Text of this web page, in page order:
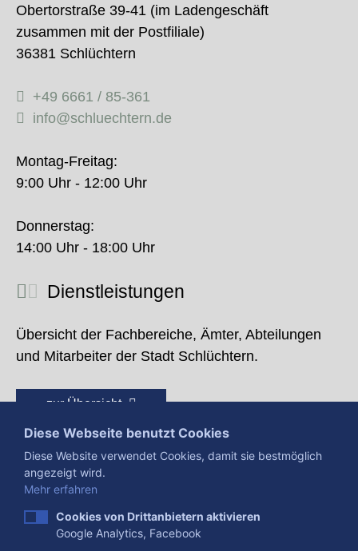
Obertorstraße 39-41 (im Ladengeschäft
zusammen mit der Postfiliale)
36381 Schlüchtern
+49 6661 / 85-361
info@schluechtern.de
Montag-Freitag:
9:00 Uhr - 12:00 Uhr
Donnerstag:
14:00 Uhr - 18:00 Uhr
Dienstleistungen
Übersicht der Fachbereiche, Ämter, Abteilungen
und Mitarbeiter der Stadt Schlüchtern.
zur Übersicht
Diese Webseite benutzt Cookies
Diese Website verwendet Cookies, damit sie bestmöglich
angezeigt wird.
Mehr erfahren
Cookies von Drittanbietern aktivieren
Google Analytics, Facebook